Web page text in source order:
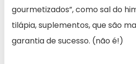
gourmetizados”, como sal do
tilápia, suplementos, que são
garantia de sucesso. (não é!)